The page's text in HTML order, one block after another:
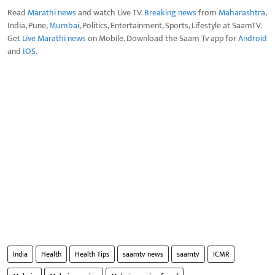
Read Marathi newsand watch Live TV.Breaking newsfrom Maharashtra,
India, Pune,Mumbai, Politics, Entertainment, Sports, Lifestyle at SaamTV.
GetLive Marathi newson Mobile. Download the Saam Tv app forAndroid
and IOS.
India Health Health Tips saamtv news saamtv
ICMR